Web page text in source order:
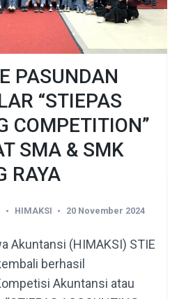
PASUNDAN
“STIEPAS
COMPETITION”
SMA & SMK
RAYA
HIMAKSI 20 November 2024
Akuntansi (HIMAKSI) STIE
berhasil
Akuntansi atau